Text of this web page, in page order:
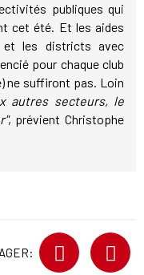
publiques qui
cet été. Et les aides
et les districts avec
pour chaque club
ne suffiront pas. Loin
autres secteurs, le
, prévient Christophe